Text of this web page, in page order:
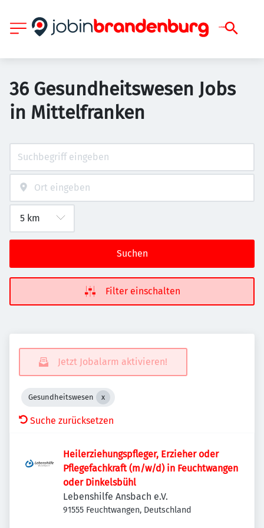
36 Gesundheitswesen Jobs
in Mittelfranken
Suchen
Filter einschalten
Jetzt Jobalarm aktivieren!
Gesundheitswesen
Suche zurücksetzen
Heilerziehungspfleger, Erzieher oder
Pflegefachkraft (m/w/d) in Feuchtwangen
oder Dinkelsbühl
Lebenshilfe Ansbach e.V.
91555 Feuchtwangen, Deutschland